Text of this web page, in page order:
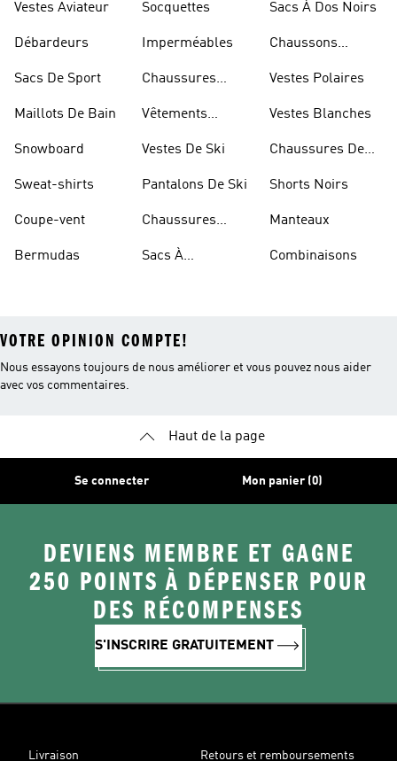
Vestes Aviateur
Débardeurs
Sacs De Sport
Maillots De Bain
Snowboard
Sweat-shirts
Coupe-vent
Bermudas
Socquettes
Imperméables
Chaussures
Vêtements
Vestes De Ski
Pantalons De Ski
Chaussures
Sacs À
Sacs À Dos Noirs
Chaussons
Vestes Polaires
Vestes Blanches
Chaussures De
Shorts Noirs
Manteaux
Combinaisons
VOTRE OPINION COMPTE!
Nous essayons toujours de nous améliorer et vous pouvez nous aider
avec vos commentaires.
Haut de la page
Se connecter Mon panier (0)
DEVIENS MEMBRE ET GAGNE
250 POINTS À DÉPENSER POUR
DES RÉCOMPENSES
S'INSCRIRE GRATUITEMENT
Livraison Retours et remboursements